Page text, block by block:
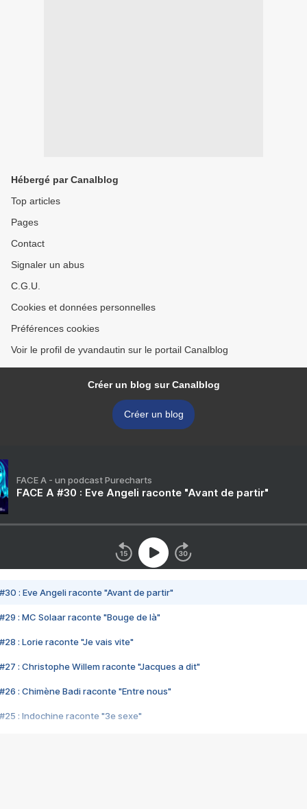
Hébergé par Canalblog
Top articles
Pages
Contact
Signaler un abus
C.G.U.
Cookies et données personnelles
Préférences cookies
Voir le profil de yvandautin sur le portail Canalblog
Créer un blog sur Canalblog
Créer un blog
FACE A - un podcast Purecharts
FACE A #30 : Eve Angeli raconte "Avant de partir"
#30 : Eve Angeli raconte "Avant de partir"
#29 : MC Solaar raconte "Bouge de là"
#28 : Lorie raconte "Je vais vite"
#27 : Christophe Willem raconte "Jacques a dit"
#26 : Chimène Badi raconte "Entre nous"
#25 : Indochine raconte "3e sexe"